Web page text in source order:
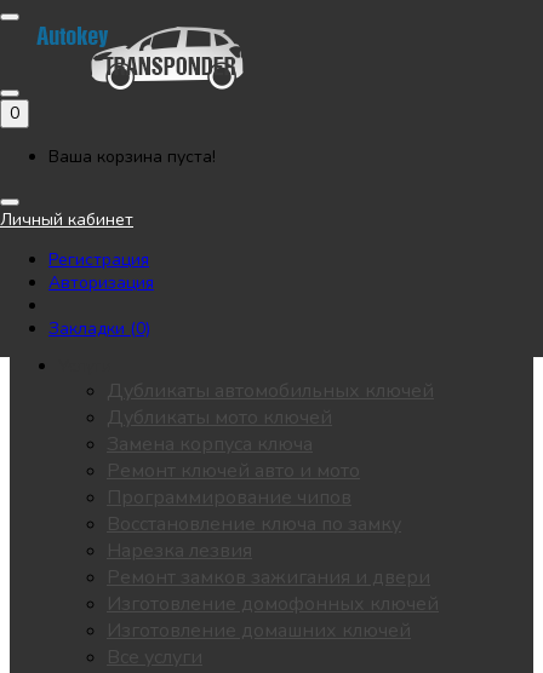
Позвонить
Напишите нам в Telegram
Автоключи
Все разделы
Дубликаты автомобильных ключей
Дубликаты мото ключей
Замена корпуса ключа
Ремонт ключей авто и мото
Программирование чипов
Восстановление ключа по замку
Нарезка лезвия
Ремонт замков зажигания и двери
Изготовление домофонных ключей
Изготовление домашних ключей
Все услуги
0
Ваша корзина пуста!
Личный кабинет
Регистрация
Авторизация
Закладки (0)